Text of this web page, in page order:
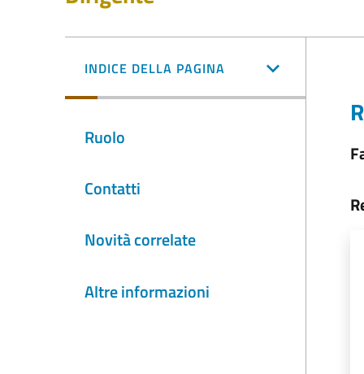
INDICE DELLA PAGINA
Ruolo
Contatti
Novità correlate
Altre informazioni